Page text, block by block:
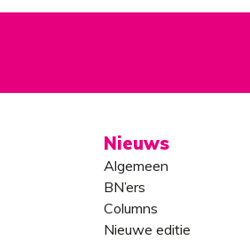
Nieuws
Algemeen
BN’ers
Columns
Nieuwe editie